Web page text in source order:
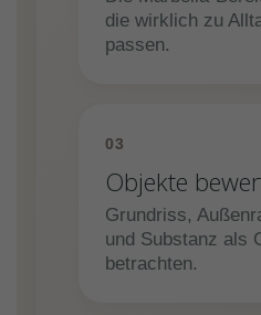
die wirklich zu
passen.
03
Objekte
Grundriss,
und Substanz als
betrachten.